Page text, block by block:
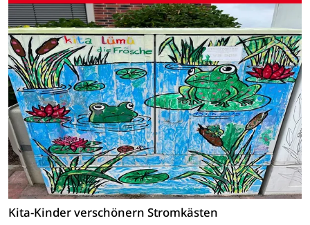
Kita-Kinder verschönern Stromkästen